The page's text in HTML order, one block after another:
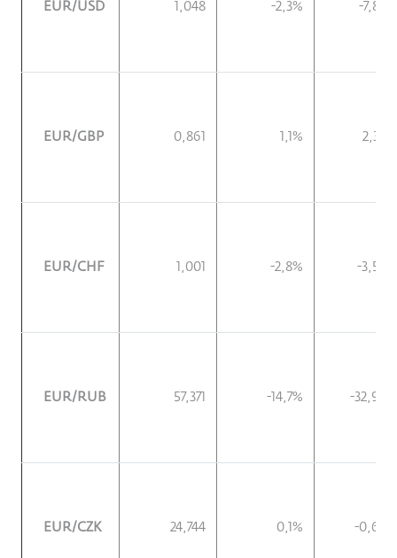
EUR/USD 1,048 -2,3% -7,8%
EUR/GBP 0,861 1,1% 2,3%
EUR/CHF 1,001 -2,8% -3,5%
EUR/RUB 57,371 -14,7% -32,9%
EUR/CZK 24,744 0,1% -0,6%